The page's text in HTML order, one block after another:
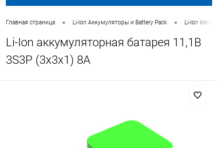
Главная страница • Li-Ion Аккумуляторы и Battery Pack • Li-Ion
Li-Ion аккумуляторная батарея 11,1В
3S3P (3x3x1) 8A